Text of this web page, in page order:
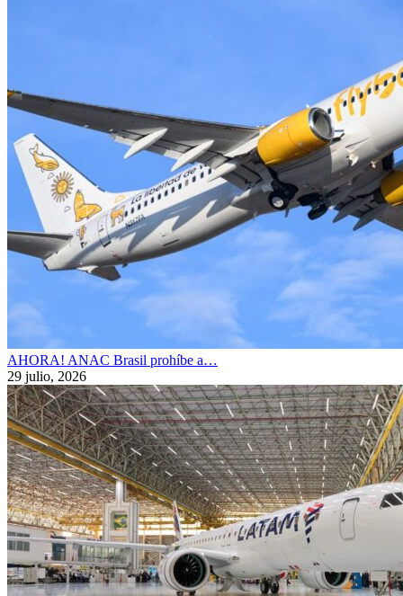
AHORA! ANAC Brasil prohíbe a…
29 julio, 2026